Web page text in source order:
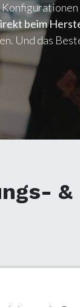
beim
Und das